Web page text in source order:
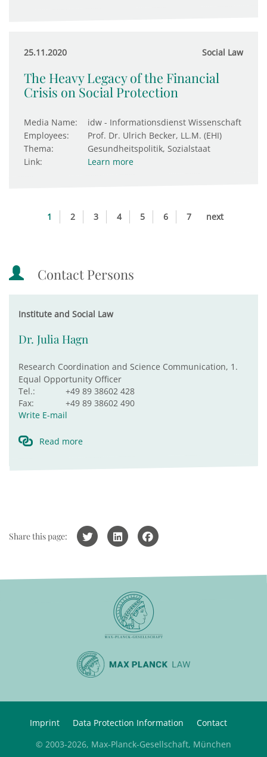
25.11.2020 Social Law
The Heavy Legacy of the Financial
Crisis on Social Protection
Media Name:
idw - Informationsdienst Wissenschaft
Employees:
Prof. Dr. Ulrich Becker, LL.M. (EHI)
Thema:
Gesundheitspolitik, Sozialstaat
Link:
Learn more
1 2 3 4 5 6 7 next
Contact Persons
Institute and Social Law
Dr. Julia Hagn
Research Coordination and Science Communication, 1.
Equal Opportunity Officer
Tel.:
+49 89 38602 428
Fax:
+49 89 38602 490
Write E-mail
Read more
Share this page:
Imprint Data Protection Information
Contact
© 2003-2026, Max-Planck-Gesellschaft, München